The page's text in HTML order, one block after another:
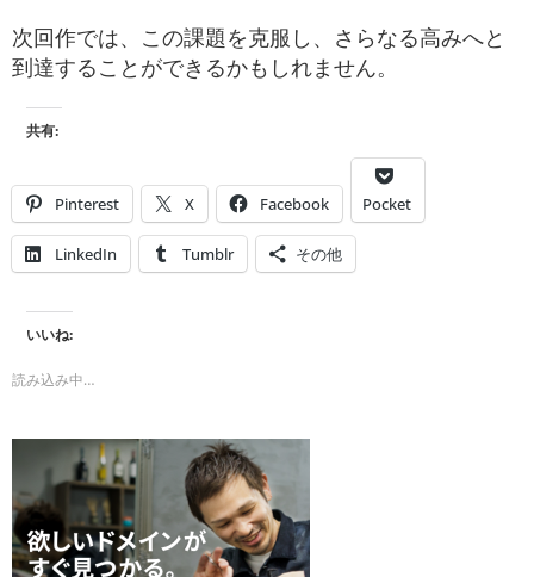
次回作では、この課題を克服し、さらなる高みへと
到達することができるかもしれません。
共有:
Pinterest X Facebook Pocket
LinkedIn Tumblr その他
いいね:
読み込み中…